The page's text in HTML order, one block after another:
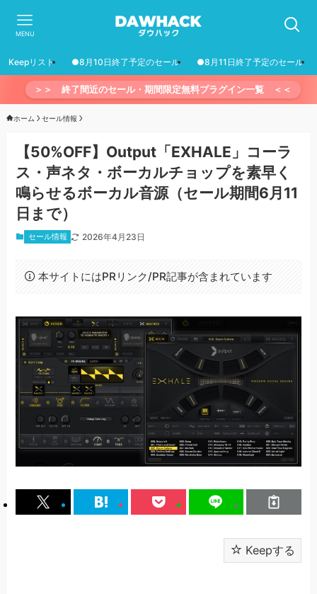
MENU
Keepリスト ●8月10日終了予定のセール ●8月11日終了予定のセール
＞＞ 終了間近のセール・期間限定無料プラグイン一覧 ＜＜
ホーム セール情報
【50%OFF】Output「EXHALE」コーラ
ス・声ネタ・ボーカルチョップを素早く
鳴らせるボーカル音源（セール期間6月11
日まで）
セール情報 2026年4月23日
本サイトにはPRリンク/PR記事が含まれています
Keepする